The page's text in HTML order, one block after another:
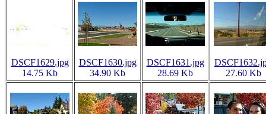
DSCF1629.jpg
14.75 Kb
DSCF1630.jpg
34.90 Kb
DSCF1631.jpg
28.69 Kb
27.60 Kb